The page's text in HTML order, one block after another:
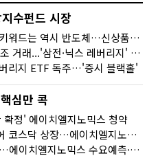
수펀드 시장
변동성에도 키워드는 역시 반도체…신상품은 우주·방산
이번주만 50조 거래...'삼전·닉스 레버리지' 수익률은 -30%
리지 ETF 독주…'증시 블랙홀'
심만 콕
확정' 에이치엘지노믹스 청약
레몬헬스케어 코스닥 상장…에이치엘지노믹스 수요예측
코스닥 러시…에이치엘지노믹스 수요예측·레메디 청약